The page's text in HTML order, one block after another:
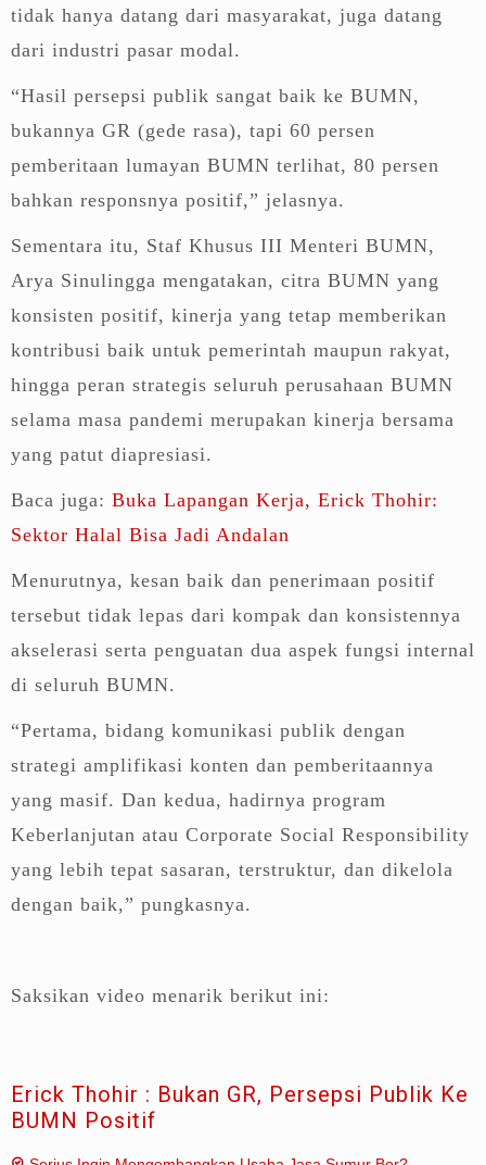
tidak hanya datang dari masyarakat, juga datang
dari industri pasar modal.
“Hasil persepsi publik sangat baik ke BUMN,
bukannya GR (gede rasa), tapi 60 persen
pemberitaan lumayan BUMN terlihat, 80 persen
bahkan responsnya positif,” jelasnya.
Sementara itu, Staf Khusus III Menteri BUMN,
Arya Sinulingga mengatakan, citra BUMN yang
konsisten positif, kinerja yang tetap memberikan
kontribusi baik untuk pemerintah maupun rakyat,
hingga peran strategis seluruh perusahaan BUMN
selama masa pandemi merupakan kinerja bersama
yang patut diapresiasi.
Baca juga: Buka Lapangan Kerja, Erick Thohir:
Sektor Halal Bisa Jadi Andalan
Menurutnya, kesan baik dan penerimaan positif
tersebut tidak lepas dari kompak dan konsistennya
akselerasi serta penguatan dua aspek fungsi internal
di seluruh BUMN.
“Pertama, bidang komunikasi publik dengan
strategi amplifikasi konten dan pemberitaannya
yang masif. Dan kedua, hadirnya program
Keberlanjutan atau Corporate Social Responsibility
yang lebih tepat sasaran, terstruktur, dan dikelola
dengan baik,” pungkasnya.
Saksikan video menarik berikut ini:
Erick Thohir : Bukan GR, Persepsi Publik Ke
BUMN Positif